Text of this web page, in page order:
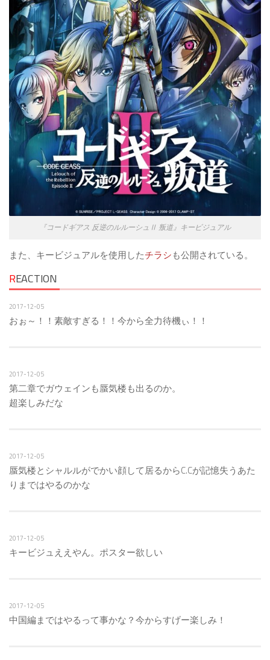
『コードギアス 反逆のルルーシュⅡ 叛道』キービジュアル
また、キービジュアルを使用したチラシも公開されている。
REACTION
2017-12-05
おぉ～！！素敵すぎる！！今から全力待機ぃ！！
2017-12-05
第二章でガウェインも蜃気楼も出るのか。
超楽しみだな
2017-12-05
蜃気楼とシャルルがでかい顔して居るからC.Cが記憶失うあた
りまではやるのかな
2017-12-05
キービジュええやん。ポスター欲しい
2017-12-05
中国編まではやるって事かな？今からすげー楽しみ！